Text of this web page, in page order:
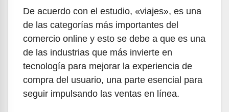
De acuerdo con el estudio, «viajes», es una
de las categorías más importantes del
comercio online y esto se debe a que es una
de las industrias que más invierte en
tecnología para mejorar la experiencia de
compra del usuario, una parte esencial para
seguir impulsando las ventas en línea.